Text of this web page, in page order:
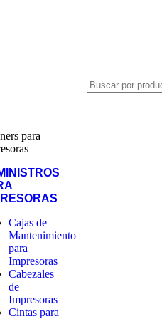
Cajas de
Mantenimiento
para
Impresoras
Cabezales
de
Impresoras
Cintas para